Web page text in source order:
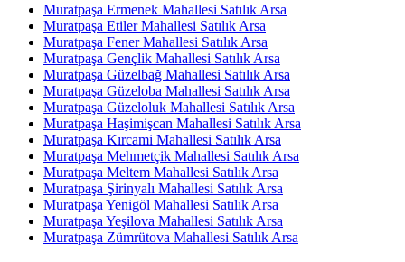
Muratpaşa Ermenek Mahallesi Satılık Arsa
Muratpaşa Etiler Mahallesi Satılık Arsa
Muratpaşa Fener Mahallesi Satılık Arsa
Muratpaşa Gençlik Mahallesi Satılık Arsa
Muratpaşa Güzelbağ Mahallesi Satılık Arsa
Muratpaşa Güzeloba Mahallesi Satılık Arsa
Muratpaşa Güzeloluk Mahallesi Satılık Arsa
Muratpaşa Haşimişcan Mahallesi Satılık Arsa
Muratpaşa Kırcami Mahallesi Satılık Arsa
Muratpaşa Mehmetçik Mahallesi Satılık Arsa
Muratpaşa Meltem Mahallesi Satılık Arsa
Muratpaşa Şirinyalı Mahallesi Satılık Arsa
Muratpaşa Yenigöl Mahallesi Satılık Arsa
Muratpaşa Yeşilova Mahallesi Satılık Arsa
Muratpaşa Zümrütova Mahallesi Satılık Arsa